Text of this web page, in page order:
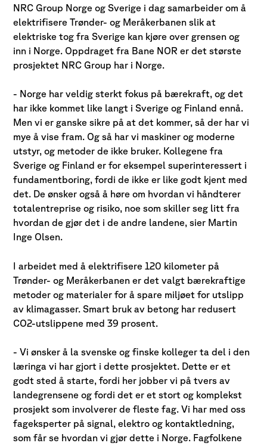
NRC Group Norge og Sverige i dag samarbeider om å
elektrifisere Trønder- og Meråkerbanen slik at
elektriske tog fra Sverige kan kjøre over grensen og
inn i Norge. Oppdraget fra Bane NOR er det største
prosjektet NRC Group har i Norge.
- Norge har veldig sterkt fokus på bærekraft, og det
har ikke kommet like langt i Sverige og Finland ennå.
Men vi er ganske sikre på at det kommer, så der har vi
mye å vise fram. Og så har vi maskiner og moderne
utstyr, og metoder de ikke bruker. Kollegene fra
Sverige og Finland er for eksempel superinteressert i
fundamentboring, fordi de ikke er like godt kjent med
det. De ønsker også å høre om hvordan vi håndterer
totalentreprise og risiko, noe som skiller seg litt fra
hvordan de gjør det i de andre landene, sier Martin
Inge Olsen.
I arbeidet med å elektrifisere 120 kilometer på
Trønder- og Meråkerbanen er det valgt bærekraftige
metoder og materialer for å spare miljøet for utslipp
av klimagasser. Smart bruk av betong har redusert
CO2-utslippene med 39 prosent.
- Vi ønsker å la svenske og finske kolleger ta del i den
læringa vi har gjort i dette prosjektet. Dette er et
godt sted å starte, fordi her jobber vi på tvers av
landegrensene og fordi det er et stort og komplekst
prosjekt som involverer de fleste fag. Vi har med oss
fageksperter på signal, elektro og kontaktledning,
som får se hvordan vi gjør dette i Norge. Fagfolkene